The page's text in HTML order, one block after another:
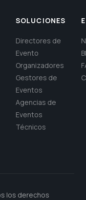
SOLUCIONES
Directores de
Evento
Organizadores
Gestores de
Eventos
Agencias de
Eventos
Técnicos
los derechos